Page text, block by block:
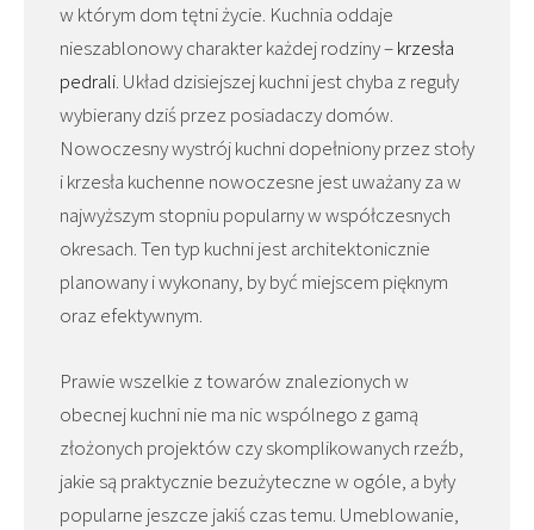
w którym dom tętni życie. Kuchnia oddaje
nieszablonowy charakter każdej rodziny –krzesła
pedrali. Układ dzisiejszej kuchni jest chyba z reguły
wybierany dziś przez posiadaczy domów.
Nowoczesny wystrój kuchni dopełniony przez stoły
i krzesła kuchenne nowoczesne jest uważany za w
najwyższym stopniu popularny w współczesnych
okresach. Ten typ kuchni jest architektonicznie
planowany i wykonany, by być miejscem pięknym
oraz efektywnym.
Prawie wszelkie z towarów znalezionych w
obecnej kuchni nie ma nic wspólnego z gamą
złożonych projektów czy skomplikowanych rzeźb,
jakie są praktycznie bezużyteczne w ogóle, a były
popularne jeszcze jakiś czas temu. Umeblowanie,